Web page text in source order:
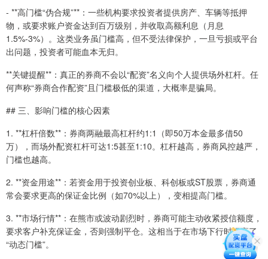
- **高门槛“伪合规”**：一些机构要求投资者提供房产、车辆等抵押
物，或要求账户资金达到百万级别，并收取高额利息（月息
1.5%-3%）。这类业务虽门槛高，但不受法律保护，一旦亏损或平台
出问题，投资者可能血本无归。
**关键提醒**：真正的券商不会以“配资”名义向个人提供场外杠杆。任
何声称“券商合作配资”且门槛极低的渠道，大概率是骗局。
## 三、影响门槛的核心因素
1. **杠杆倍数**：券商两融最高杠杆约1:1（即50万本金最多借50
万），而场外配资杠杆可达1:5甚至1:10。杠杆越高，券商风控越严，
门槛也越高。
2. **资金用途**：若资金用于投资创业板、科创板或ST股票，券商通
常会要求更高的保证金比例（如70%以上），变相提高门槛。
3. **市场行情**：在熊市或波动剧烈时，券商可能主动收紧授信额度，
要求客户补充保证金，否则强制平仓。这相当于在市场下行时提高了
“动态门槛”。